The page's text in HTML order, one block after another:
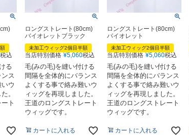
税込
る
ス
ウ
。
ト
ロングストレート(80cm)
バイオレットブラック
未加工ウィッグ2個目半額
当店特別価格 ¥5,060税込
毛(みの毛)を縫い付ける
間隔を全体的にバランス
よくする事で絡み難いウ
ィッグを再現しました。
王道のロングストレート
ウィッグです。
カートに入れる
ロングストレート(80cm)
バイオレット
未加工ウィッグ2個目半額
当店特別価格 ¥5,060税込
毛(みの毛)を縫い付ける
間隔を全体的にバランス
よくする事で絡み難いウ
ィッグを再現しました。
王道のロングストレート
ウィッグです。
カートに入れる